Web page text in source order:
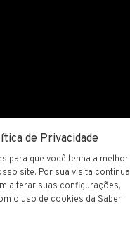
de Privacidade
para que você tenha a melhor
site. Por sua visita contínua
alterar suas configurações,
o uso de cookies da Saber